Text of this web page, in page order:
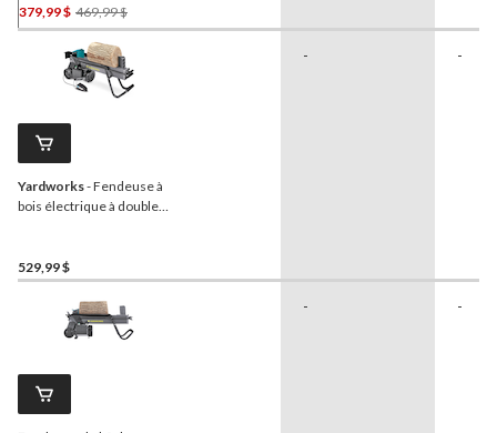
379,99 $ 469,99 $Prix
Était
Yardworks- Fendeuse à
bois électrique à double
529,99 $
- -
- -